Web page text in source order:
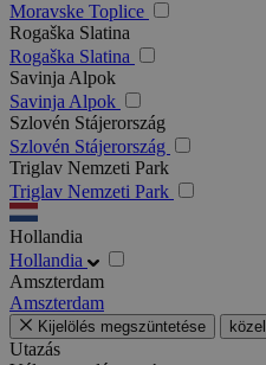
Moravske Toplice
Rogaška Slatina
Rogaška Slatina
Savinja Alpok
Savinja Alpok
Szlovén Stájerország
Szlovén Stájerország
Triglav Nemzeti Park
Triglav Nemzeti Park
Hollandia
Hollandia
Amszterdam
Amszterdam
Kijelölés megszüntetése közel
Utazás